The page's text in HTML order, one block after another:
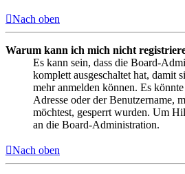
Nach oben
Warum kann ich mich nicht
Es kann sein, dass die Board-
komplett ausgeschaltet hat, damit
mehr anmelden können. Es
Adresse oder der Benutzername,
möchtest, gesperrt wurden. Um
an die Board-Administration.
Nach oben